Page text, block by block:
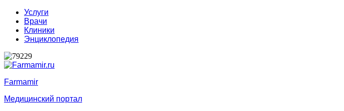
Услуги
Врачи
Клиники
Энциклопедия
Farmamir
Медицинский портал